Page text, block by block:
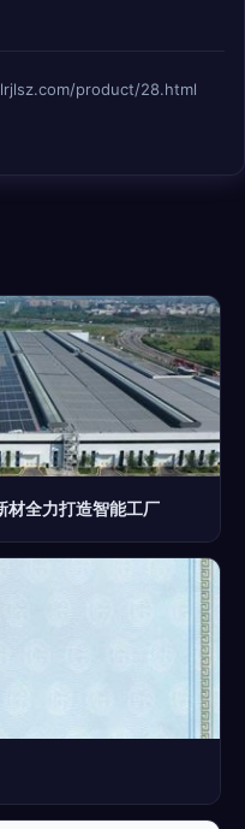
product/28.html
全力打造智能工厂